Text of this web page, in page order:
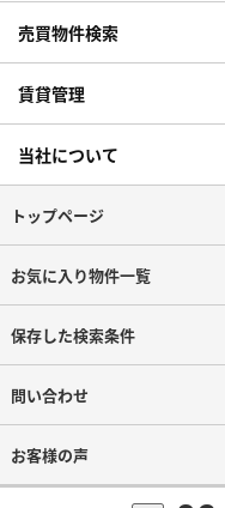
売買物件検索
賃貸管理
当社について
トップページ
お気に入り物件一覧
保存した検索条件
問い合わせ
お客様の声